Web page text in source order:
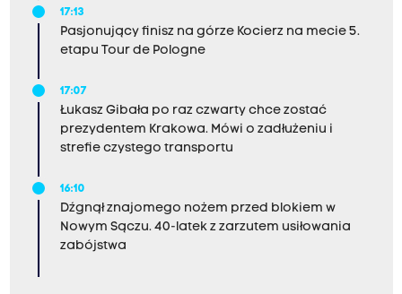
17:13
Pasjonujący finisz na górze Kocierz na mecie 5.
etapu Tour de Pologne
17:07
Łukasz Gibała po raz czwarty chce zostać
prezydentem Krakowa. Mówi o zadłużeniu i
strefie czystego transportu
16:10
Dźgnął znajomego nożem przed blokiem w
Nowym Sączu. 40-latek z zarzutem usiłowania
zabójstwa